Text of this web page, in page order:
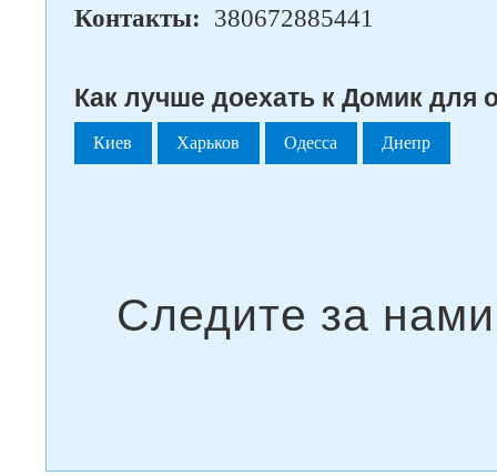
Контакты: 380672885441
Как лучше доехать к Домик для
Киев Харьков Одесса Днепр